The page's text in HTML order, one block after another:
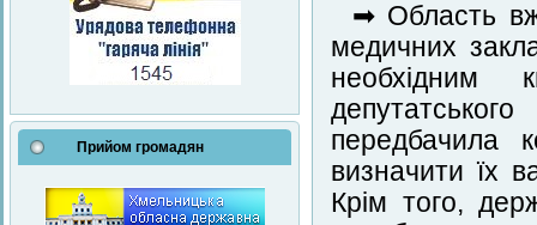
Прийом громадян
➡ Область
медичних
необхідним
передбачила
визначити їх
Крім того,